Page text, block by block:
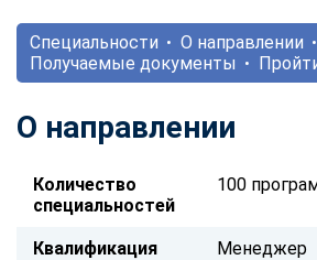
Специальности
О направлении
Получаемые документы
О направлении
Количество
специальностей
100
Квалификация Менеджер